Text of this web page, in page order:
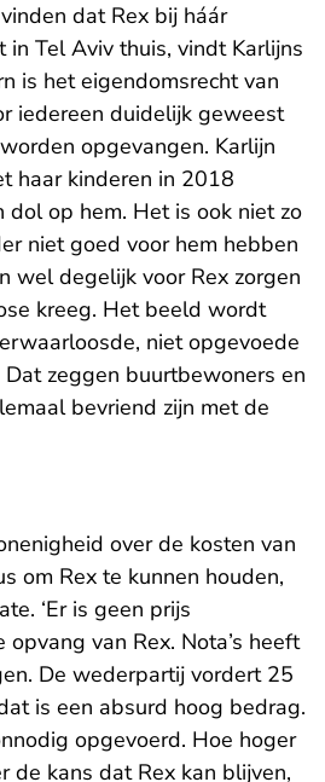
dat Rex bij háár
in Tel Aviv thuis, vindt Karlijns
is het eigendomsrecht van
iedereen duidelijk geweest
opgevangen. Karlijn
haar kinderen in 2018
dol op hem. Het is ook niet zo
niet goed voor hem hebben
wel degelijk voor Rex zorgen
kreeg. Het beeld wordt
niet opgevoede
zeggen buurtbewoners en
bevriend zijn met de
over de kosten van
om Rex te kunnen houden,
‘Er is geen prijs
van Rex. Nota’s heeft
De wederpartij vordert 25
is een absurd hoog bedrag.
opgevoerd. Hoe hoger
de kans dat Rex kan blijven,